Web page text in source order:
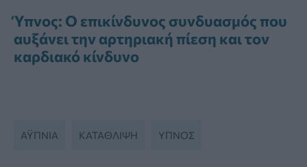
Ύπνος: Ο επικίνδυνος συνδυασμός που
αυξάνει την αρτηριακή πίεση και τον
καρδιακό κίνδυνο
ΑΫΠΝΊΑ ΚΑΤΑΘΛΙΨΗ ΥΠΝΟΣ